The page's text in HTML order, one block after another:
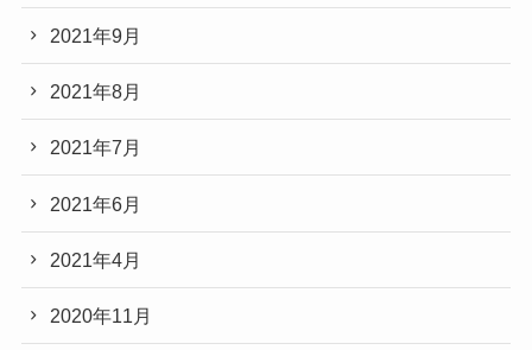
2021年9月
2021年8月
2021年7月
2021年6月
2021年4月
2020年11月